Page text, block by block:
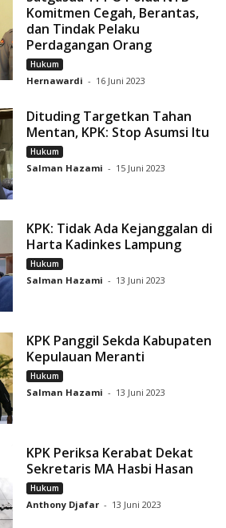
Komitmen Cegah, Berantas,
dan Tindak Pelaku
Perdagangan Orang
Hukum
Hernawardi - 16 Juni 2023
Dituding Targetkan Tahan
Mentan, KPK: Stop Asumsi Itu
Hukum
Salman Hazami - 15 Juni 2023
KPK: Tidak Ada Kejanggalan di
Harta Kadinkes Lampung
Hukum
Salman Hazami - 13 Juni 2023
KPK Panggil Sekda Kabupaten
Kepulauan Meranti
Hukum
Salman Hazami - 13 Juni 2023
KPK Periksa Kerabat Dekat
Sekretaris MA Hasbi Hasan
Hukum
Anthony Djafar - 13 Juni 2023